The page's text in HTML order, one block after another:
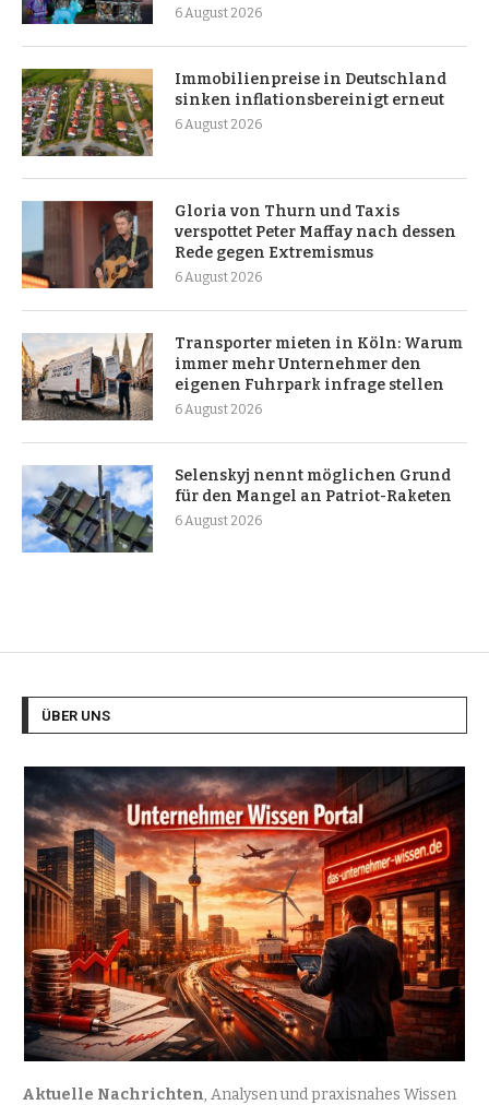
6 August 2026
Immobilienpreise in Deutschland
sinken inflationsbereinigt erneut
6 August 2026
Gloria von Thurn und Taxis
verspottet Peter Maffay nach dessen
Rede gegen Extremismus
6 August 2026
Transporter mieten in Köln: Warum
immer mehr Unternehmer den
eigenen Fuhrpark infrage stellen
6 August 2026
Selenskyj nennt möglichen Grund
für den Mangel an Patriot-Raketen
6 August 2026
ÜBER UNS
Aktuelle Nachrichten, Analysen und praxisnahes Wissen